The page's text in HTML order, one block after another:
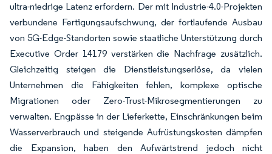
ultra-niedrige Latenz erfordern. Der mit Industrie-4.0-Projekten
verbundene Fertigungsaufschwung, der fortlaufende Ausbau
von 5G-Edge-Standorten sowie staatliche Unterstützung durch
Executive Order 14179 verstärken die Nachfrage zusätzlich.
Gleichzeitig steigen die Dienstleistungserlöse, da vielen
Unternehmen die Fähigkeiten fehlen, komplexe optische
Migrationen oder Zero-Trust-Mikrosegmentierungen zu
verwalten. Engpässe in der Lieferkette, Einschränkungen beim
Wasserverbrauch und steigende Aufrüstungskosten dämpfen
die Expansion, haben den Aufwärtstrend jedoch nicht